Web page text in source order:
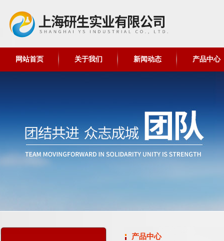
网站首页 关于我们 新闻动态 产品中心
产品中心